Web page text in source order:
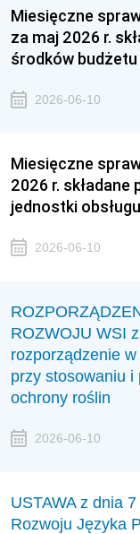
Miesięczne
za maj 2026 r.
środków
2026-06-10
Miesięczne
2026 r.
jednostki
2026-06-10
ROZWOJU WSI
rozporządzenie
przy stosowaniu
ochrony roślin
2026-06-10
USTAWA z dnia
Rozwoju Języka